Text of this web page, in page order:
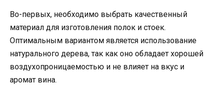
Во-первых, необходимо выбрать качественный
материал для изготовления полок и стоек.
Оптимальным вариантом является использование
натурального дерева, так как оно обладает хорошей
воздухопроницаемостью и не влияет на вкус и
аромат вина.